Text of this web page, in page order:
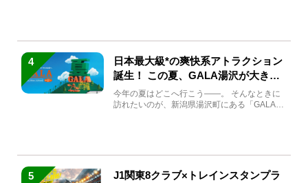
4
日本最大級*の爽快系アトラクション
誕生！ この夏、GALA湯沢が大きく
生まれ変わる
今年の夏はどこへ行こう――。 そんなときに
訪れたいのが、新潟県湯沢町にある「GALA湯
5
J1関東8クラブ×トレインスタンプラ